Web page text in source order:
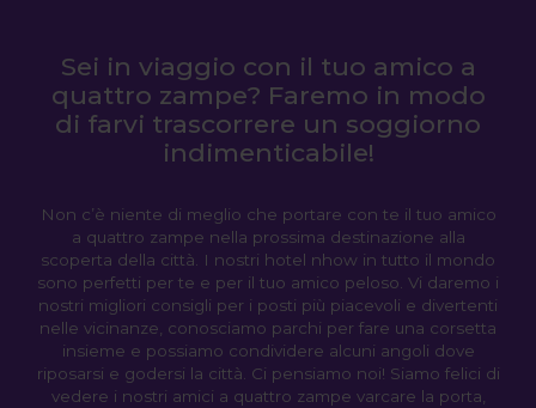
Sei in viaggio con il tuo amico a
quattro zampe? Faremo in modo
di farvi trascorrere un soggiorno
indimenticabile!
Non c’è niente di meglio che portare con te il tuo amico
a quattro zampe nella prossima destinazione alla
scoperta della città. I nostri hotel nhow in tutto il mondo
sono perfetti per te e per il tuo amico peloso. Vi daremo i
nostri migliori consigli per i posti più piacevoli e divertenti
nelle vicinanze, conosciamo parchi per fare una corsetta
insieme e possiamo condividere alcuni angoli dove
riposarsi e godersi la città. Ci pensiamo noi! Siamo felici di
vedere i nostri amici a quattro zampe varcare la porta,